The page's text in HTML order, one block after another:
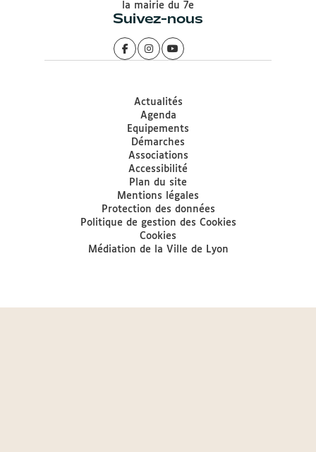
la mairie du 7e
Suivez-nous
Actualités
Agenda
Equipements
Démarches
Associations
Accessibilité
Plan du site
Mentions légales
Protection des données
Politique de gestion des Cookies
Cookies
Médiation de la Ville de Lyon